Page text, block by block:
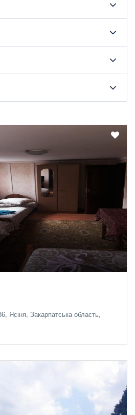
Ясіня, Закарпатська область,